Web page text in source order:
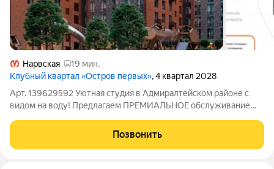
Нарвская
19 мин.
Клубный квартал «Остров первых», 4 квартал 2028
Арт. 139629592 Уютная студия в Адмиралтейском районе с
видом на воду! Предлагаем ПРЕМИАЛЬНОЕ обслуживание
просмотр, предоставим полную информацию по объекту. 20
лет работы с требовательными клиентами
Позвонить